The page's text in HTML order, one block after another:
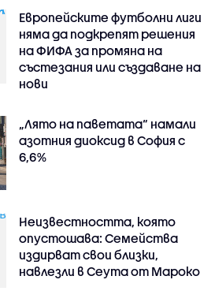
Европейските футболни лиги
няма да подкрепят решения
на ФИФА за промяна на
състезания или създаване на
нови
„Лято на паветата“ намали
азотния диоксид в София с
6,6%
Неизвестността, която
опустошава: Семейства
издирват свои близки,
навлезли в Сеута от Мароко